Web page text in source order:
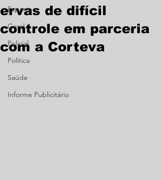
Esporte
Geral
Policial
Política
Saúde
Informe Publicitário
ervas de difícil
controle em parceria
com a Corteva